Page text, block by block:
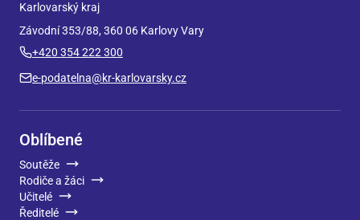
Karlovarský kraj
Závodní 353/88, 360 06 Karlovy Vary
+420 354 222 300
e-podatelna@kr-karlovarsky.cz
Oblíbené
Soutěže
Rodiče a žáci
Učitelé
Ředitelé